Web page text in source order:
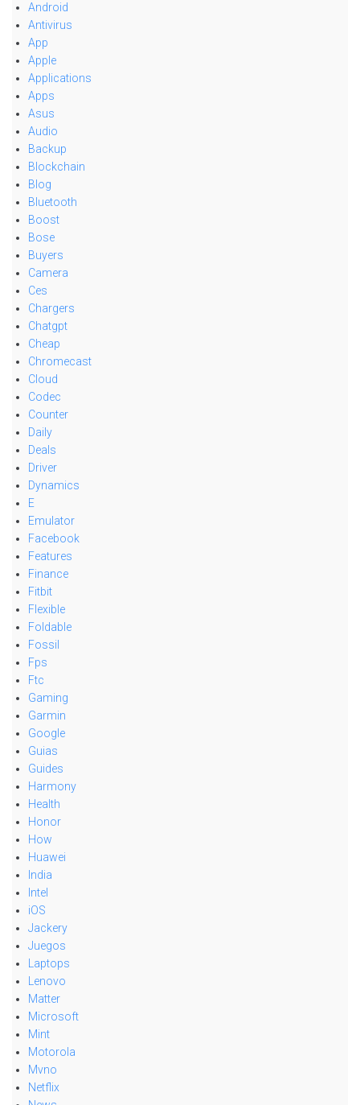
Android
Antivirus
App
Apple
Applications
Apps
Asus
Audio
Backup
Blockchain
Blog
Bluetooth
Boost
Bose
Buyers
Camera
Ces
Chargers
Chatgpt
Cheap
Chromecast
Cloud
Codec
Counter
Daily
Deals
Driver
Dynamics
E
Emulator
Facebook
Features
Finance
Fitbit
Flexible
Foldable
Fossil
Fps
Ftc
Gaming
Garmin
Google
Guias
Guides
Harmony
Health
Honor
How
Huawei
India
Intel
iOS
Jackery
Juegos
Laptops
Lenovo
Matter
Microsoft
Mint
Motorola
Mvno
Netflix